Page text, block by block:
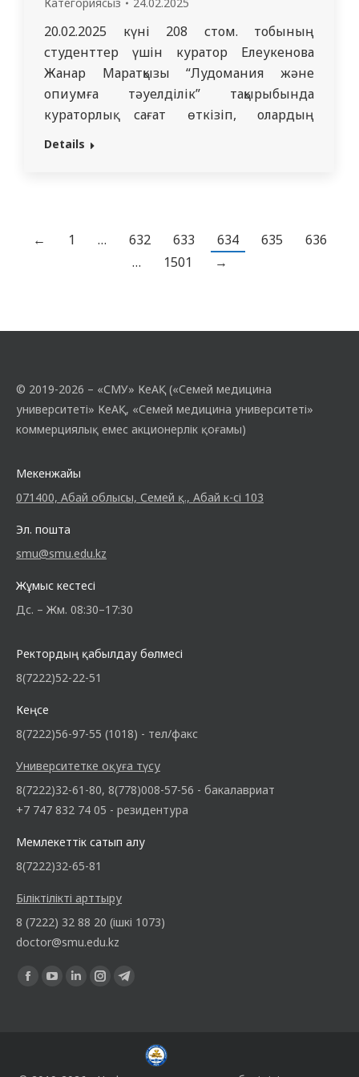
20.02.2025 күні 208 стом. тобының
студенттер үшін куратор Елеукенова
Жанар Маратқызы “Лудомания және
опиумға тәуелділік” тақырыбында
кураторлық сағат өткізіп, олардың
ерекшеліктері және салдарымен
тәуелділіктерінің маңыздылығы,
сондай-ақ көмек көрсету және емдеу
Details
← 1 … 632 633 634 635
636
…
1501 →
© 2019-2026 – «СМУ» КеАҚ («Семей медицина
университеті» КеАҚ, «Семей медицина университеті»
коммерциялық емес акционерлік қоғамы)
Мекенжайы
071400, Абай облысы, Семей қ., Абай к-сі 103
Эл. пошта
smu@smu.edu.kz
Жұмыс кестесі
Дс. – Жм. 08:30–17:30
Ректордың қабылдау бөлмесі
8(7222)52-22-51
Кеңсе
8(7222)56-97-55 (1018) - тел/факс
Университетке оқуға түсу
8(7222)32-61-80, 8(778)008-57-56 - бакалавриат
+7 747 832 74 05 - резидентура
Мемлекеттік сатып алу
8(7222)32-65-81
Біліктілікті арттыру
8 (7222) 32 88 20 (ішкі 1073)
doctor@smu.edu.kz
Find us on: